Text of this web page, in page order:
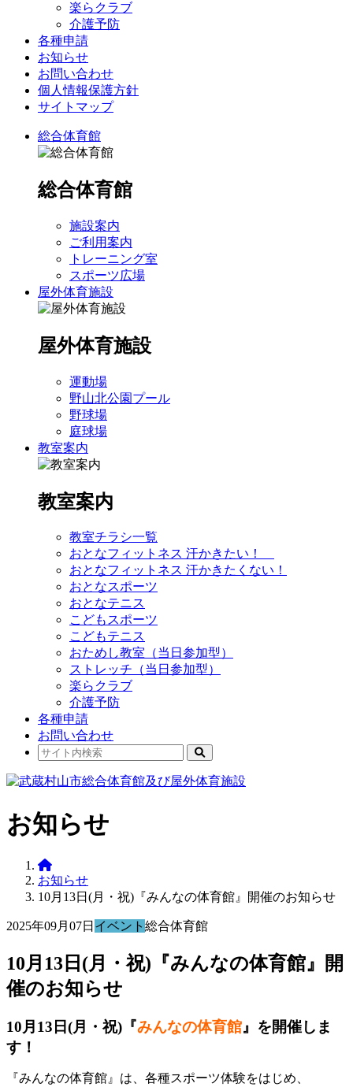
楽らクラブ
介護予防
各種申請
お知らせ
お問い合わせ
個人情報保護方針
サイトマップ
総合体育館
総合体育館
施設案内
ご利用案内
トレーニング室
スポーツ広場
屋外体育施設
屋外体育施設
運動場
野山北公園プール
野球場
庭球場
教室案内
教室案内
教室チラシ一覧
おとなフィットネス 汗かきたい！
おとなフィットネス 汗かきたくない！
おとなスポーツ
おとなテニス
こどもスポーツ
こどもテニス
おためし教室（当日参加型）
ストレッチ（当日参加型）
楽らクラブ
介護予防
各種申請
お問い合わせ
お知らせ
お知らせ
10月13日(月・祝)『みんなの体育館』開催のお知らせ
2025年09月07日 イベント 総合体育館
10月13日(月・祝)『みんなの体育館』開
催のお知らせ
10月13日(月・祝)『みんなの体育館』を開催しま
す！
『みんなの体育館』は、各種スポーツ体験をはじめ、